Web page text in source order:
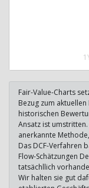
Fair-Value-Charts
Bezug zum
historischen
Ansatz ist
anerkannte
Das DCF-Verfahren
Flow-Schätzungen
tatsächllich
Wir halten sie gut